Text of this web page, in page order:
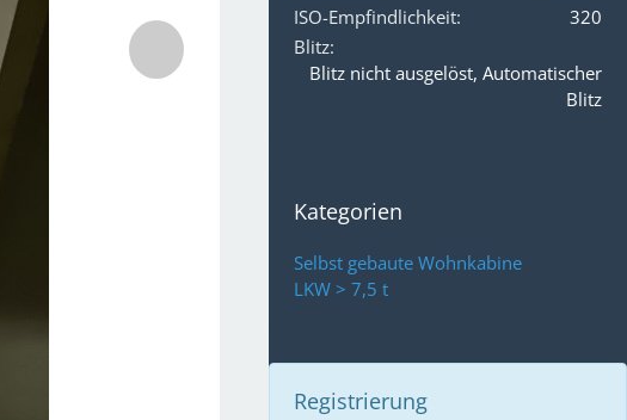
ISO-Empfindlichkeit
320
Blitz
Blitz nicht ausgelöst, Automatischer
Blitz
Kategorien
Selbst gebaute Wohnkabine
LKW > 7,5 t
Registrierung